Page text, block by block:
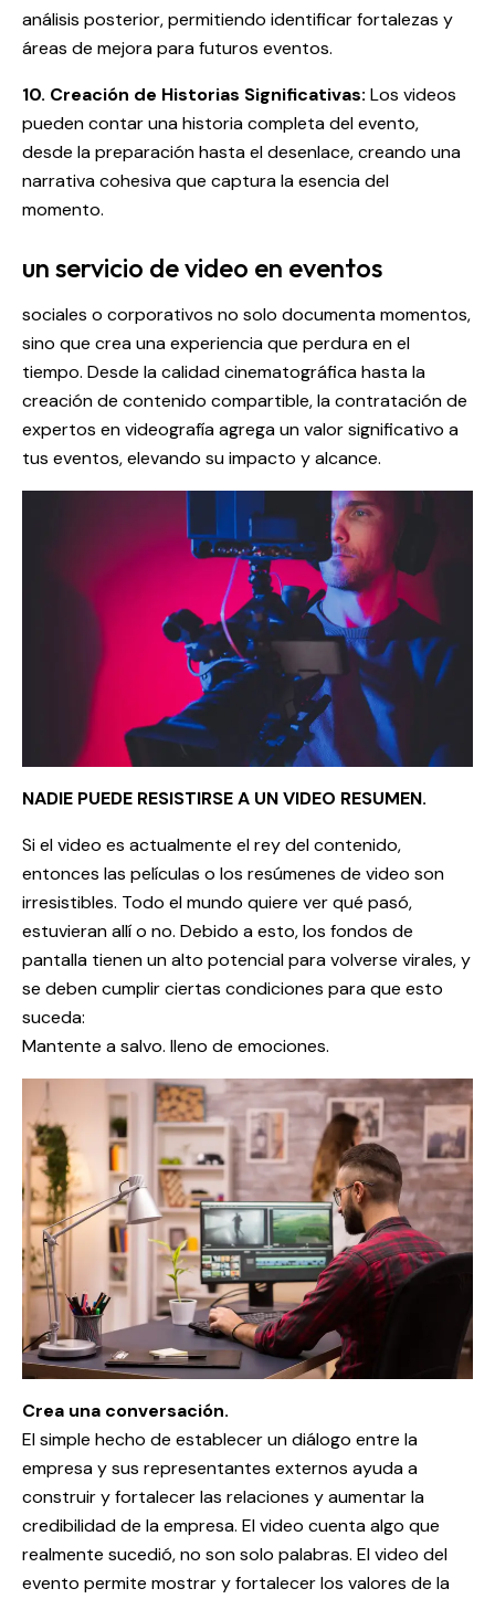
análisis posterior, permitiendo identificar fortalezas y
áreas de mejora para futuros eventos.
10. Creación de Historias Significativas: Los videos
pueden contar una historia completa del evento,
desde la preparación hasta el desenlace, creando una
narrativa cohesiva que captura la esencia del
momento.
un servicio de video en eventos
sociales o corporativos no solo documenta momentos,
sino que crea una experiencia que perdura en el
tiempo. Desde la calidad cinematográfica hasta la
creación de contenido compartible, la contratación de
expertos en videografía agrega un valor significativo a
tus eventos, elevando su impacto y alcance.
NADIE PUEDE RESISTIRSE A UN VIDEO RESUMEN.
Si el video es actualmente el rey del contenido,
entonces las películas o los resúmenes de video son
irresistibles. Todo el mundo quiere ver qué pasó,
estuvieran allí o no. Debido a esto, los fondos de
pantalla tienen un alto potencial para volverse virales, y
se deben cumplir ciertas condiciones para que esto
suceda:
Mantente a salvo. lleno de emociones.
Crea una conversación.
El simple hecho de establecer un diálogo entre la
empresa y sus representantes externos ayuda a
construir y fortalecer las relaciones y aumentar la
credibilidad de la empresa. El video cuenta algo que
realmente sucedió, no son solo palabras. El video del
evento permite mostrar y fortalecer los valores de la